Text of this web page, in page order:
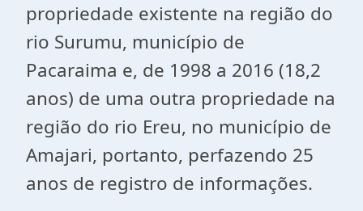
propriedade existente na região do
rio Surumu, município de
Pacaraima e, de 1998 a 2016 (18,2
anos) de uma outra propriedade na
região do rio Ereu, no município de
Amajari, portanto, perfazendo 25
anos de registro de informações.